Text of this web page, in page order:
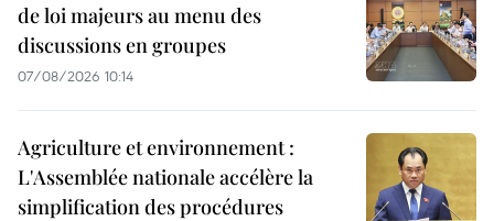
de loi majeurs au menu des
discussions en groupes
07/08/2026 10:14
Agriculture et environnement :
L'Assemblée nationale accélère la
simplification des procédures